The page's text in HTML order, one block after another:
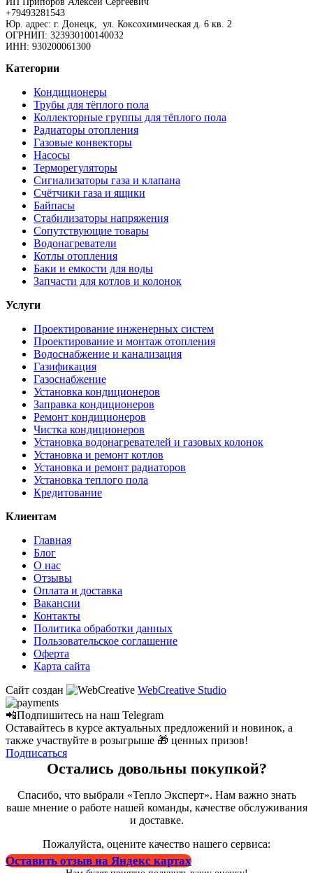
+79493281543
Юр. адрес: г. Донецк, ул. Коксохимическая д. 6 кв. 2
ОГРНИП: 323930100140032
ИНН: 930200061300
Категории
Кондиционеры
Трубы для тёплого пола
Коллекторные группы для тёплого пола
Радиаторы отопления
Газовые конвекторы
Насосы
Терморегуляторы
Сигнализаторы газа и клапана
Счётчики газа и ящики
Байпасы
Стабилизаторы напряжения
Сопутствующие товары
Водонагреватели
Котлы отопления
Баки и емкости для воды
Запчасти для котлов и колонок
Услуги
Проектирование инженерных систем
Проектирование и монтаж отопления
Водоснабжение и канализация
Газификация
Газоснабжение
Установка кондиционеров
Заправка кондиционеров
Ремонт кондиционеров
Чистка кондиционеров
Установка водонагревателей и газовых колонок
Установка и ремонт котлов
Установка и ремонт радиаторов
Установка теплого пола
Кредитование
Клиентам
Главная
Блог
О нас
Отзывы
Оплата и доставка
Вакансии
Контакты
Политика обработки данных
Пользовательское соглашение
Оферта
Карта сайта
Сайт создан
WebCreative Studio
📲Подпишитесь на наш Telegram
Оставайтесь в курсе актуальных предложений и новинок, а
также участвуйте в розыгрыше 🎁 ценных призов!
Подписаться
Остались довольны покупкой?
Спасибо, что выбрали «Тепло Эксперт». Нам важно знать
ваше мнение о работе нашей команды, качестве обслуживания
и доставке.
Пожалуйста, оцените качество нашего сервиса:
Оставить отзыв на Яндекс картах